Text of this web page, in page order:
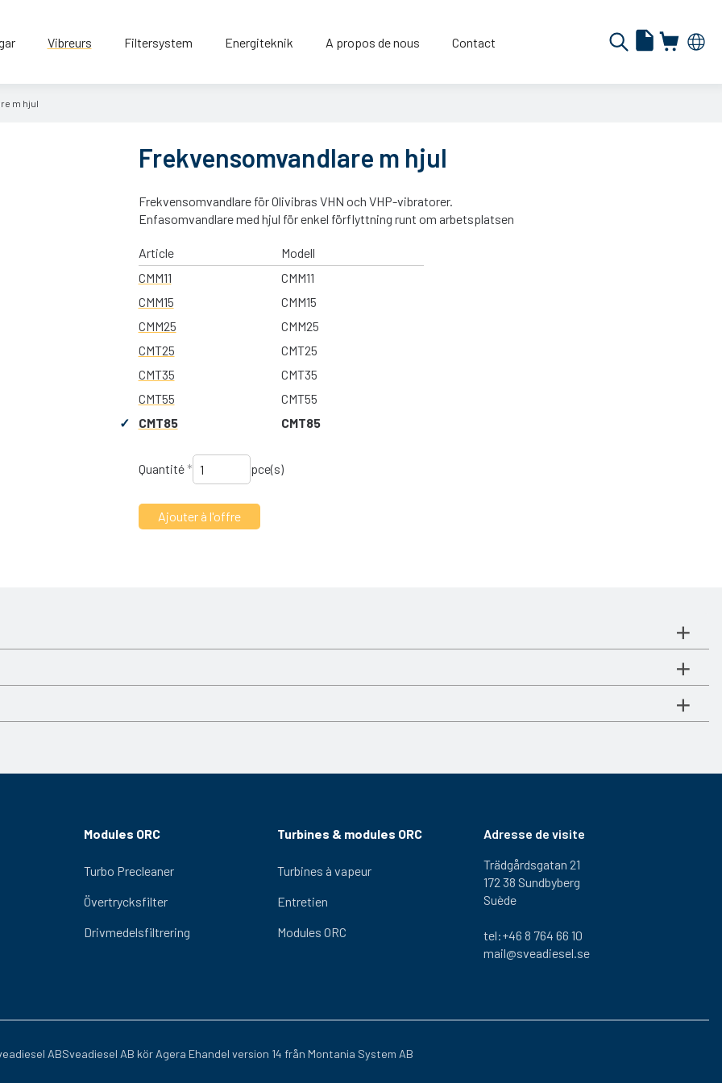
Vibreurs Filtersystem Energiteknik A propos de nous Contact
m hjul
Frekvensomvandlare m hjul
Frekvensomvandlare för Olivibras VHN och VHP-vibratorer.
Enfasomvandlare med hjul för enkel förflyttning runt om arbetsplatsen
Article
Modell
CMM11
CMM11
CMM15
CMM15
CMM25
CMM25
CMT25
CMT25
CMT35
CMT35
CMT55
CMT55
CMT85
CMT85
Quantité* pce(s)
Modules ORC
Turbo Precleaner
Övertrycksfilter
Drivmedelsfiltrering
Turbines & modules ORC
Turbines à vapeur
Entretien
Modules ORC
Adresse de visite
Trädgårdsgatan 21
172 38 Sundbyberg
Suède
tel:+46 8 764 66 10
mail@sveadiesel.se
ABSveadiesel AB kör Agera Ehandel version 14 från Montania System AB